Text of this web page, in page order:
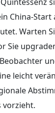
China-
Warten
Sie
leicht
vorzieht.